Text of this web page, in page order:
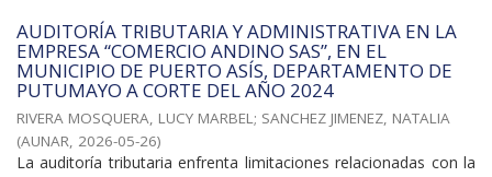
AUDITORÍA TRIBUTARIA Y ADMINISTRATIVA EN LA
EMPRESA “COMERCIO ANDINO SAS”, EN EL
MUNICIPIO DE PUERTO ASÍS, DEPARTAMENTO DE
PUTUMAYO A CORTE DEL AÑO 2024
RIVERA MOSQUERA, LUCY MARBEL; SANCHEZ JIMENEZ, NATALIA
(AUNAR, 2026-05-26)
La auditoría tributaria enfrenta limitaciones relacionadas con la